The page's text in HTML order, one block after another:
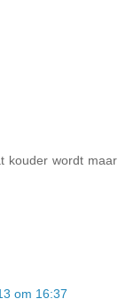
kouder wordt maar
om 16:37